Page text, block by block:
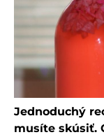
Jednoduchý
musíte skúsiť.